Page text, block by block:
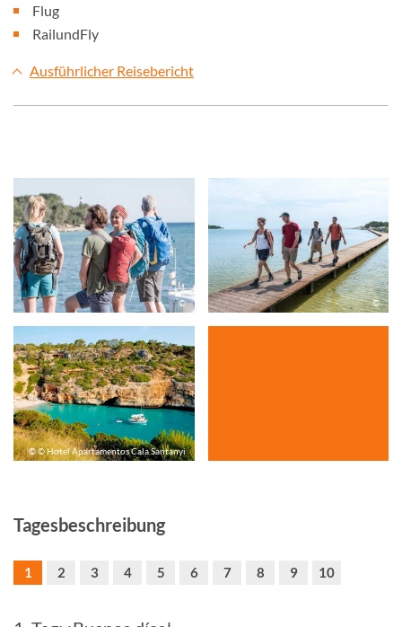
Flug
RailundFly
Ausführlicher Reisebericht
© ©
© © Hotel Apartamentos Cala Santanyi
Tagesbeschreibung
1 2 3 4 5 6 7 8 9 10